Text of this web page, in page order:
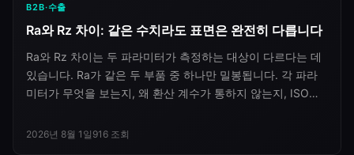
B2B·수출
Ra와 Rz 차이: 같은 수치라도 표면은 완전히 다릅니다
Ra와 Rz 차이는 두 파라미터가 측정하는 대상이 다르다는 데
있습니다. Ra가 같은 두 부품 중 하나만 밀봉됩니다. 각 파라
미터가 무엇을 보는지, 왜 환산 계수가 통하지 않는지, ISO
2026년 8월 1일 916 조회